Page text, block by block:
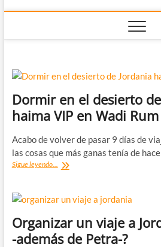
Dormir en el desierto
haima VIP en Wadi Rum
Acabo de volver de pasar 9 días de
las cosas que más ganas tenía de
Sigue leyendo... Dormir
desierto
una
haima
Organizar un viaje a
-además de Petra-?